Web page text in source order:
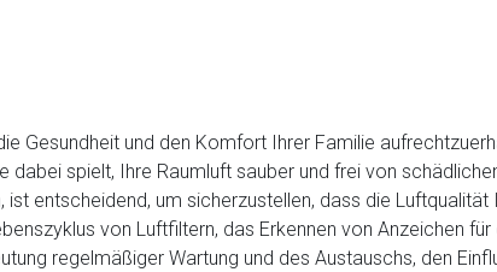
Gesundheit und den Komfort Ihrer Familie
spielt, Ihre Raumluft sauber und frei von
entscheidend, um sicherzustellen, dass die Luftqualität
von Luftfiltern, das Erkennen von Anzeichen für
regelmäßiger Wartung und des Austauschs, den